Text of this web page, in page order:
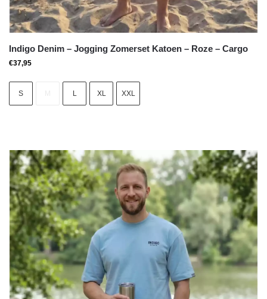
Indigo Denim – Jogging Zomerset Katoen – Roze – Cargo
€37,95
S L XL XXL